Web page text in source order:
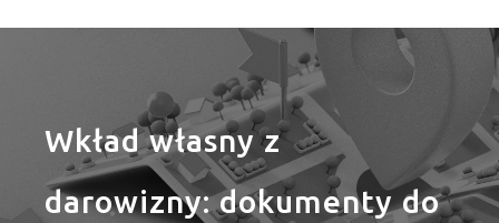
Wkład własny z
darowizny: dokumenty do